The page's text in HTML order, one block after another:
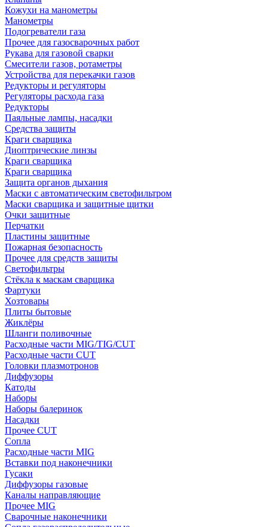
Кожухи на манометры
Манометры
Подогреватели газа
Прочее для газосварочных работ
Рукава для газовой сварки
Смесители газов, ротаметры
Устройства для перекачки газов
Редукторы и регуляторы
Регуляторы расхода газа
Редукторы
Паяльные лампы, насадки
Средства защиты
Краги сварщика
Диоптрические линзы
Краги сварщика
Краги сварщика
Защита органов дыхания
Маски с автоматическим светофильтром
Маски сварщика и защитные щитки
Очки защитные
Перчатки
Пластины защитные
Пожарная безопасность
Прочее для средств защиты
Светофильтры
Стёкла к маскам сварщика
Фартуки
Хозтовары
Плиты бытовые
Жиклёры
Шланги поливочные
Расходные части MIG/TIG/CUT
Расходные части CUT
Головки плазмотронов
Диффузоры
Катоды
Наборы
Наборы балеринок
Насадки
Прочее CUT
Сопла
Расходные части MIG
Вставки под наконечники
Гусаки
Диффузоры газовые
Каналы направляющие
Прочее MIG
Сварочные наконечники